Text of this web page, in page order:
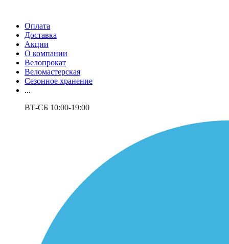
Оплата
Доставка
Акции
О компании
Велопрокат
Веломастерская
Сезонное хранение
...
ВТ-СБ 10:00-19:00